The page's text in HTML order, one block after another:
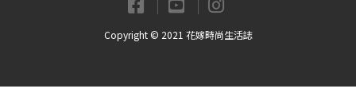
Copyright © 2021 花嫁時尚生活誌